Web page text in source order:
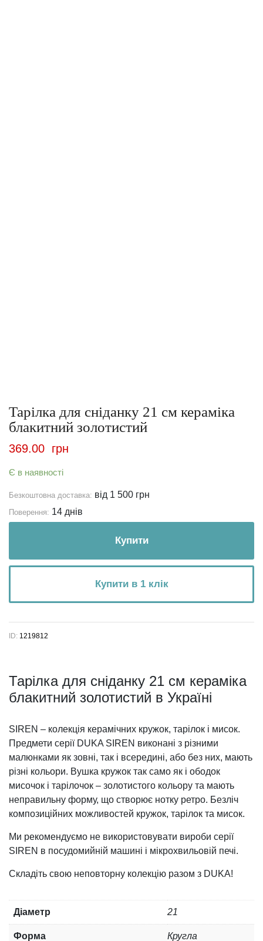
Тарілка для сніданку 21 см кераміка
блакитний золотистий
369.00 грн
Є в наявності
Безкоштовна доставка: від 1 500 грн
Поверення: 14 днів
Купити
Купити в 1 клік
ID: 1219812
Тарілка для сніданку 21 см кераміка
блакитний золотистий в Україні
SIREN – колекція керамічних кружок, тарілок і мисок.
Предмети серії DUKA SIREN виконані з різними
малюнками як зовні, так і всередині, або без них, мають
різні кольори. Вушка кружок так само як і ободок
мисочок і тарілочок – золотистого кольору та мають
неправильну форму, що створює нотку ретро. Безліч
композиційних можливостей кружок, тарілок та мисок.
Ми рекомендуємо не використовувати вироби серії
SIREN в посудомийній машині і мікрохвильовій печі.
Складіть свою неповторну колекцію разом з DUKA!
Діаметр 21
Форма Кругла